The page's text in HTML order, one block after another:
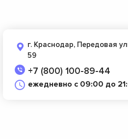
г. Краснодар, Передовая
59
+7 (800) 100-89-44
ежедневно с 09:00 до